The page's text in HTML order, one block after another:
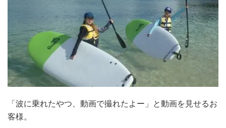
「波に乗れたやつ、動画で撮れたよー」と動画を見せるお
客様。